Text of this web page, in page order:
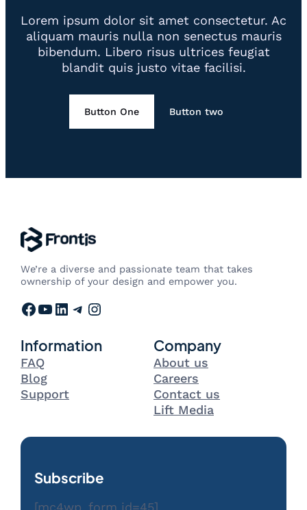
Lorem ipsum dolor sit amet consectetur. Ac
aliquam mauris nulla non senectus mauris
bibendum. Libero risus ultrices feugiat
blandit quis justo vitae facilisi.
Button One Button two
We’re a diverse and passionate team that takes
ownership of your design and empower you.
Facebook YouTube LinkedIn Telegram Instagram
Information
FAQ
Blog
Support
Company
About us
Careers
Contact us
Lift Media
Subscribe
[mc4wp_form id=45]